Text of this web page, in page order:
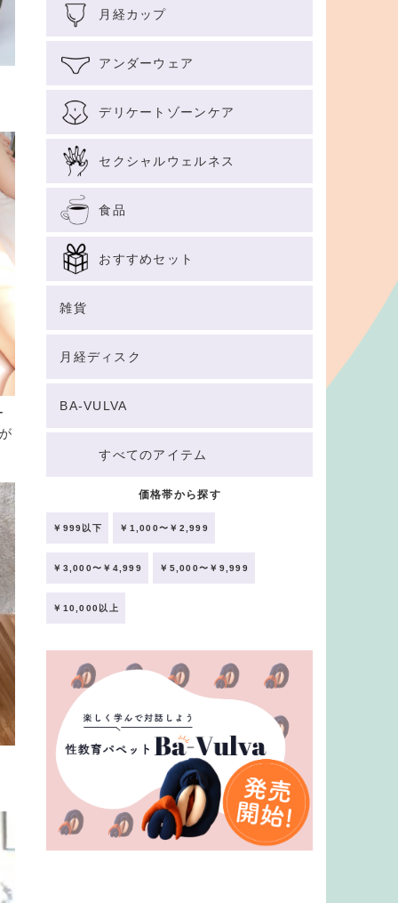
月経カップ
アンダーウェア
デリケートゾーンケア
セクシャルウェルネス
食品
おすすめセット
雑貨
月経ディスク
BA-VULVA
すべてのアイテム
価格帯から探す
￥999以下 ￥1,000〜￥2,999
￥3,000〜￥4,999 ￥5,000〜￥9,999
￥10,000以上